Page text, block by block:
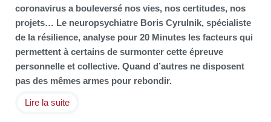
coronavirus a bouleversé nos vies, nos certitudes, nos
projets… Le neuropsychiatre Boris Cyrulnik, spécialiste
de la résilience, analyse pour 20 Minutes les facteurs qui
permettent à certains de surmonter cette épreuve
personnelle et collective. Quand d’autres ne disposent
pas des mêmes armes pour rebondir.
Lire la suite